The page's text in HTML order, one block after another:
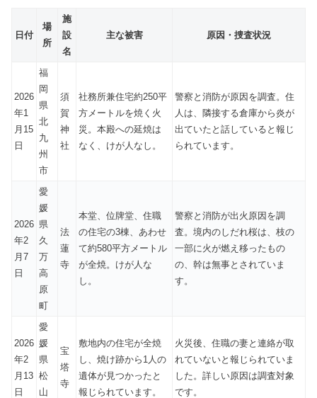
日付
場
所
施
設
名
主な被害 原因・捜査状況
2026
年1
月15
日
福
岡
県
北
九
州
市
須
賀
神
社
社務所兼住宅約250平
方メートルを焼く火
災。本殿への延焼は
なく、けが人なし。
警察と消防が原因を調査。住
人は、隣接する倉庫から炎が
出ていたと話していると報じ
られています。
2026
年2
月7
日
愛
媛
県
久
万
高
原
町
法
蓮
寺
本堂、位牌堂、住職
の住宅の3棟、あわせ
て約580平方メートル
が全焼。けが人な
し。
警察と消防が出火原因を調
査。境内のしだれ桜は、枝の
一部に火が燃え移ったもの
の、幹は無事とされていま
す。
2026
年2
月13
日
愛
媛
県
松
山
宝
塔
寺
敷地内の住宅が全焼
し、焼け跡から1人の
遺体が見つかったと
報じられています。
火災後、住職の妻と連絡が取
れていないと報じられていま
した。詳しい原因は調査対象
です。